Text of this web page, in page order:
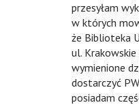
przesyłam
w których
że Biblioteka
ul.
wymienione
dostarczyć
posiadam